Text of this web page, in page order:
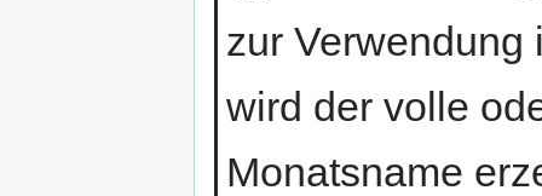
zur Verwendung
wird der volle
Monatsname